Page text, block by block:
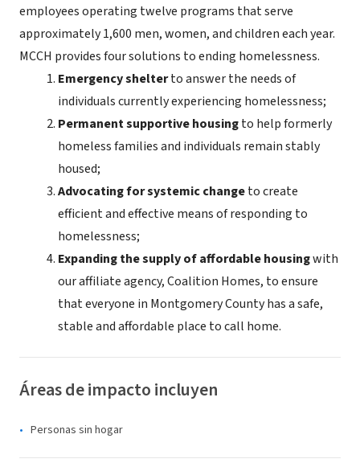
employees operating twelve programs that serve
approximately 1,600 men, women, and children each year.
MCCH provides four solutions to ending homelessness.
Emergency shelterto answer the needs of
individuals currently experiencing homelessness;
Permanent supportive housingto help formerly
homeless families and individuals remain stably
housed;
Advocating for systemic changeto create
efficient and effective means of responding to
homelessness;
Expanding the supply of affordable housingwith
our affiliate agency, Coalition Homes, to ensure
that everyone in Montgomery County has a safe,
stable and affordable place to call home.
Áreas de impacto incluyen
Personas sin hogar